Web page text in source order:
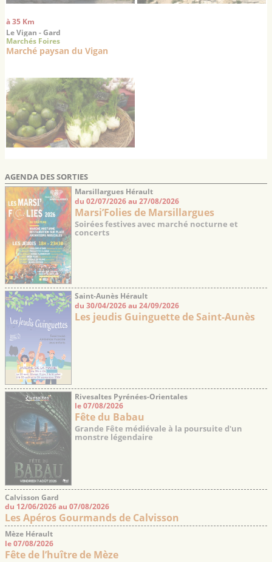
à 35 Km
Le Vigan - Gard
Marchés Foires
Marché paysan du Vigan
AGENDA DES SORTIES
Marsillargues Hérault
du 02/07/2026 au 27/08/2026
Marsi’Folies de Marsillargues
Soirées festives avec marché nocturne et
concerts
Saint-Aunès Hérault
du 30/04/2026 au 24/09/2026
Les jeudis Guinguette de Saint-Aunès
Rivesaltes Pyrénées-Orientales
le 07/08/2026
Fête du Babau
Grande Fête médiévale à la poursuite d'un
monstre légendaire
Calvisson Gard
du 12/06/2026 au 07/08/2026
Les Apéros Gourmands de Calvisson
Mèze Hérault
le 07/08/2026
Fête de l’huître de Mèze